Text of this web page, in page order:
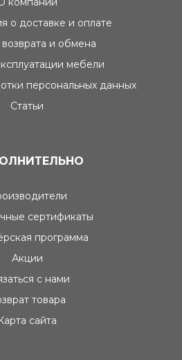
о доставке и оплате
и обмена
мебели
персональных данных
Статьи
сертификаты
программа
Акции
с нами
товара
Карта сайта